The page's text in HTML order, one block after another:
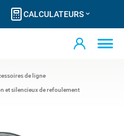
CALCULATEURS
de ligne
et silencieux de refoulement